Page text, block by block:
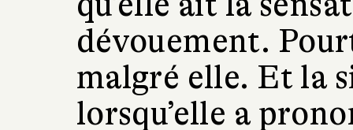
dévouement.
malgré elle. Et la
lorsqu’elle a